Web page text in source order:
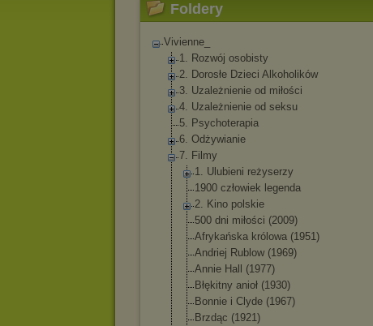
Foldery
Vivienne_
1. Rozwój osobisty
2. Dorosłe Dzieci Alkoholików
3. Uzależnienie od miłości
4. Uzależnienie od seksu
5. Psychoterapia
6. Odżywianie
7. Filmy
1. Ulubieni reżyserzy
1900 człowiek legenda
2. Kino polskie
500 dni miłości (2009)
Afrykańska królowa (1951)
Andriej Rublow (1969)
Annie Hall (1977)
Błękitny anioł (1930)
Bonnie i Clyde (1967)
Brzdąc (1921)